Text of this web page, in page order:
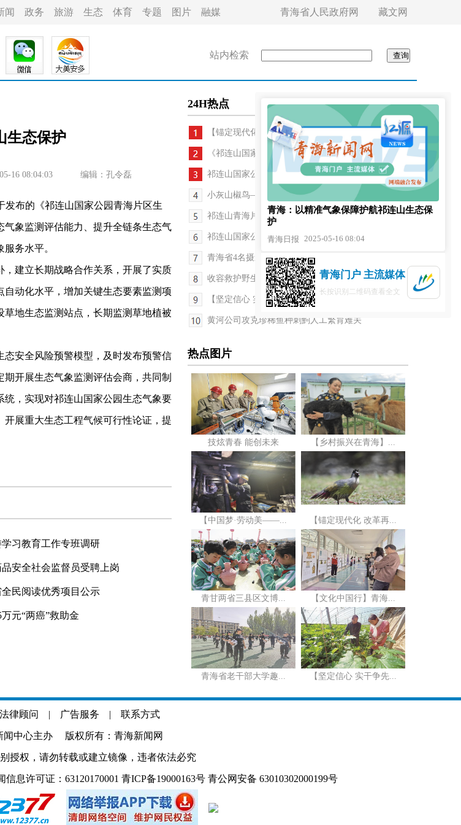
闻 政务 旅游 生态 体育 专题 图片 融媒 青海省人民政府网 藏文网
站内检索
生态保护
16 08:04:03 编辑：孔令磊
布的《祁连山国家公园青海片区生
气象监测评估能力、提升全链条生态气
务水平。
建立长期战略合作关系，开展了实质
动化水平，增加关键生态要素监测项
地生态监测站点，长期监测草地植被
安全风险预警模型，及时发布预警信
开展生态气象监测评估会商，共同制
，实现对祁连山国家公园生态气象要
展重大生态工程气候可行性论证，提
习教育工作专班调研
安全社会监督员受聘上岗
全民阅读优秀项目公示
元“两癌”救助金
24H热点
【锚定现代化 改革再深化】“鸟导”带客“追鸟...
《祁连山国家公园青海片区生态气象公报（2024年）...
祁连山国家公园初步建成气象监测一张网
小灰山椒鸟——青海鸟类又添新成员
祁连山青海片区七年生态焕新
祁连山国家公园候选区青海片区：生态管护员的蜕变...
青海省4名摄影师闯进国际顶级摄影大赛半决赛
收容救护野生动物2000多只 探访青海野生动物的“救...
【坚定信心 实干争先】青海开展规范涉企生态环境行...
黄河公司攻克珍稀鱼种刺鮈人工繁育难关
热点图片
技炫青春 能创未来 【乡村振兴在青海】...
【中国梦·劳动美——... 【锚定现代化 改革再...
青甘两省三县区文博... 【文化中国行】青海...
青海省老干部大学趣... 【坚定信心 实干争先...
法律顾问 | 广告服务 | 联系方式
闻中心主办 版权所有：青海新闻网
授权，请勿转载或建立镜像，违者依法必究
息许可证：63120170001 青ICP备19000163号 青公网安备 63010302000199号
青海：以精准气象保障护航祁连山生态保
护
青海日报 2025-05-16 08:04
青海门户 主流媒体
长按识别二维码查看全文